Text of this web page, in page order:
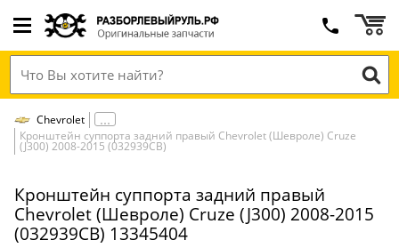
Chevrolet
Кронштейн суппорта задний правый Chevrolet (Шевроле) Cruze
(J300) 2008-2015 (032939СВ)
Кронштейн суппорта задний правый
Chevrolet (Шевроле) Cruze (J300) 2008-2015
(032939СВ) 13345404